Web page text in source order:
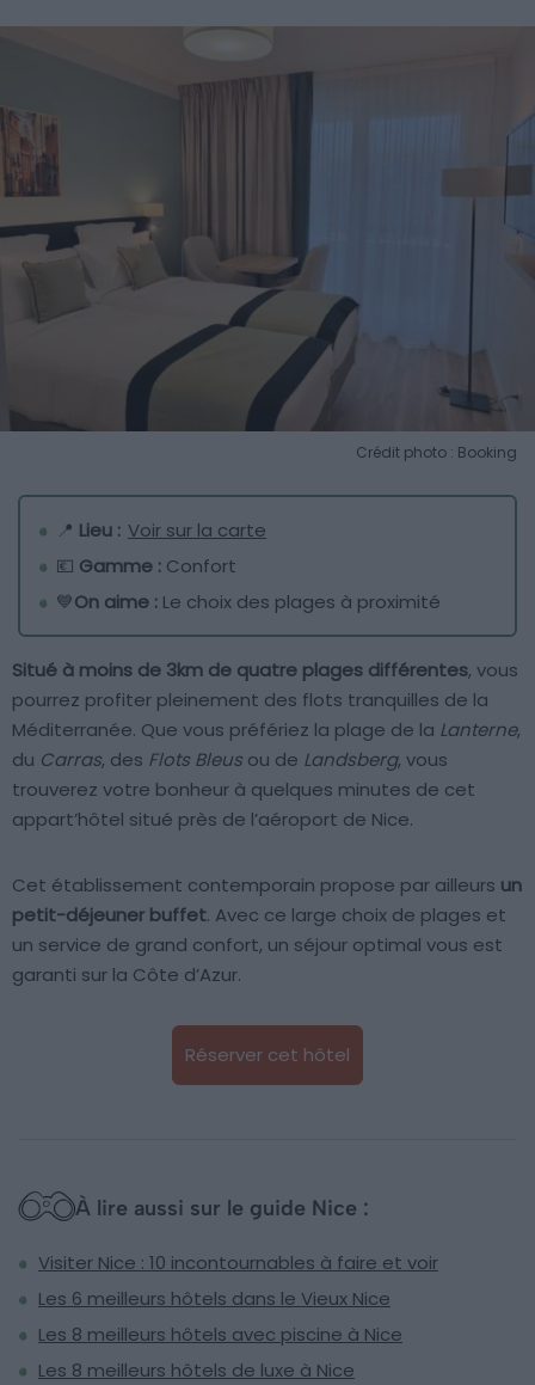
Crédit photo : Booking
📍 Lieu : Voir sur la carte
💶 Gamme : Confort
💙On aime : Le choix des plages à proximité
Situé à moins de 3km de quatre plages différentes, vous
pourrez profiter pleinement des flots tranquilles de la
Méditerranée. Que vous préfériez la plage de la Lanterne,
du Carras, des Flots Bleus ou de Landsberg, vous
trouverez votre bonheur à quelques minutes de cet
appart’hôtel situé près de l’aéroport de Nice.
Cet établissement contemporain propose par ailleurs un
petit-déjeuner buffet. Avec ce large choix de plages et
un service de grand confort, un séjour optimal vous est
garanti sur la Côte d’Azur.
Réserver cet hôtel
À lire aussi sur le guide Nice :
Visiter Nice : 10 incontournables à faire et voir
Les 6 meilleurs hôtels dans le Vieux Nice
Les 8 meilleurs hôtels avec piscine à Nice
Les 8 meilleurs hôtels de luxe à Nice